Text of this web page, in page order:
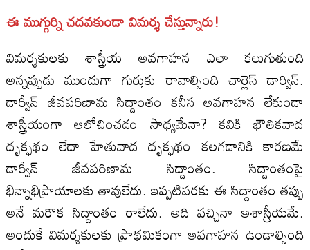
ఈ ముగ్గుర్ని చదవకుండా విమర్శ చేస్తున్నారు!
విమర్శకులకు శాస్త్రీయ అవగాహన ఎలా కలుగుతుంది
అన్నప్పుడు ముందుగా గుర్తుకు రావాల్సింది చార్లెస్‌ డార్విన్‌.
డార్వీన్‌ జీవపరిణామ సిద్దాంతం కనీస అవగాహన లేకుండా
శాస్త్రీయంగా ఆలోచించడం సాధ్యమేనా? కవికి భౌతికవాద
దృక్ఫథం లేదా హేతువాద దృక్ఫథం కలగడానికి కారణమే
డార్వీన్‌ జీవపరిణామ సిద్దాంతం. సిద్దాంతంపై
భిన్నాభిప్రాయాలకు తావులేదు. ఇప్పటివరకు ఈ సిద్దాంతం తప్పు
అనే మరొక సిద్దాంతం రాలేదు. అది వచ్చినా అశాస్త్రీయమే.
అందుకే విమర్శకులకు ప్రాథమికంగా అవగాహన ఉండాల్సింది